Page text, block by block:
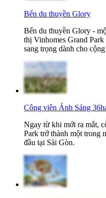
Bến du thuyền Glory
Bến du thuyền Glory -
thị Vinhomes Grand
sang trọng dành cho
Công viên Ánh Sáng
Ngay từ khi mới ra mắt,
Park trở thành một trong
đầu tại Sài Gòn.